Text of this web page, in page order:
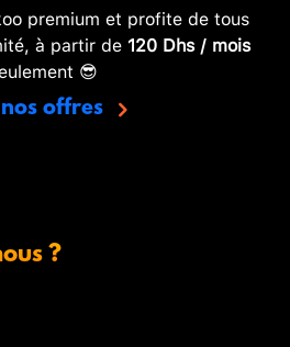
premium et profite de tous
à partir de 120 Dhs / mois
😎
offres
?